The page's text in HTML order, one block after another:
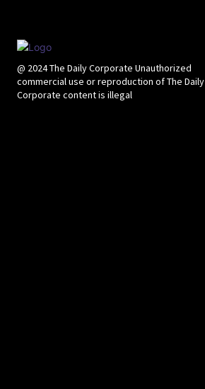
@ 2024 The Daily Corporate Unauthorized
commercial use or reproduction of The Daily
Corporate content is illegal